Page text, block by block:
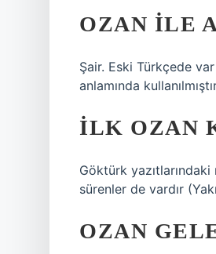
OZAN ILE
Şair. Eski Türkçede
anlamında
İLK OZAN
Göktürk
sürenler de vardır
OZAN